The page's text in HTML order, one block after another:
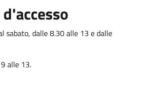
sabato, dalle 8.30 alle 13 e dalle
alle 13.